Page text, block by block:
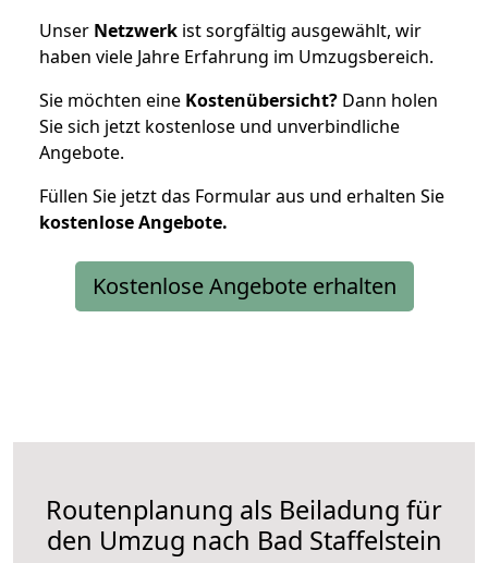
Unser Netzwerk ist sorgfältig ausgewählt, wir
haben viele Jahre Erfahrung im Umzugsbereich.
Sie möchten eine Kostenübersicht? Dann holen
Sie sich jetzt kostenlose und unverbindliche
Angebote.
Füllen Sie jetzt das Formular aus und erhalten Sie
kostenloseAngebote.
Kostenlose Angebote erhalten
Routenplanung als Beiladung für
den Umzug nach Bad Staffelstein